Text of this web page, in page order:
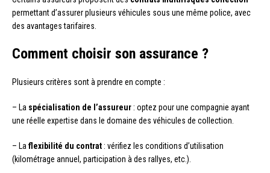
permettant d’assurer plusieurs véhicules sous une même police, avec
des avantages tarifaires.
Comment choisir son assurance ?
Plusieurs critères sont à prendre en compte :
– La spécialisation de l’assureur : optez pour une compagnie ayant
une réelle expertise dans le domaine des véhicules de collection.
– Laflexibilité du contrat : vérifiez les conditions d’utilisation
(kilométrage annuel, participation à des rallyes, etc.).